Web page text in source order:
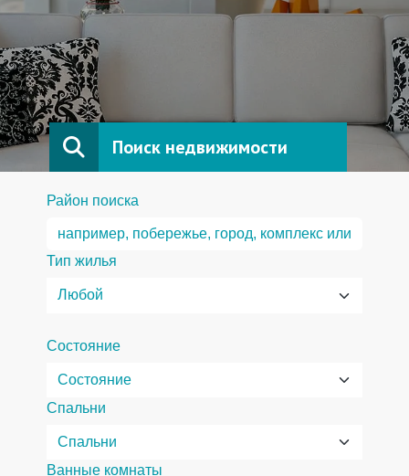
Поиск недвижимости
Район поиска
Тип жилья
Состояние
Спальни
Ванные комнаты